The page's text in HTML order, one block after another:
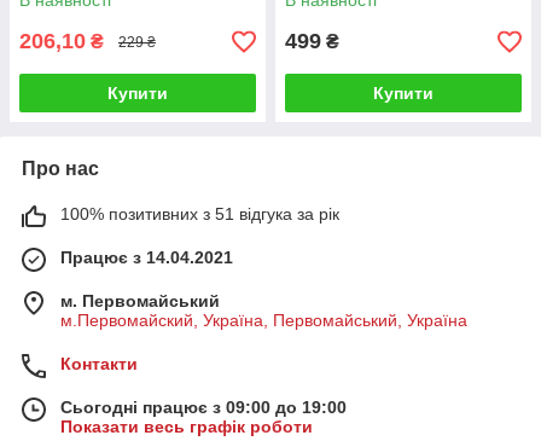
206,10 ₴ 229 ₴
Купити
499 ₴
Купити
Про нас
100% позитивних з 51 відгука за рік
Працює з 14.04.2021
м. Первомайський
м.Первомайский, Україна, Первомайський, Україна
Контакти
Сьогодні працює з 09:00 до 19:00
Показати весь графік роботи